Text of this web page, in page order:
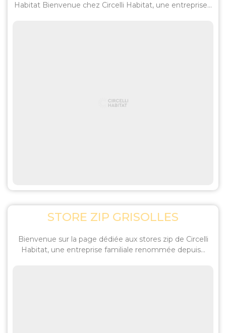
Habitat Bienvenue chez Circelli Habitat, une entreprise...
STORE ZIP GRISOLLES
Bienvenue sur la page dédiée aux stores zip de Circelli
Habitat, une entreprise familiale renommée depuis...